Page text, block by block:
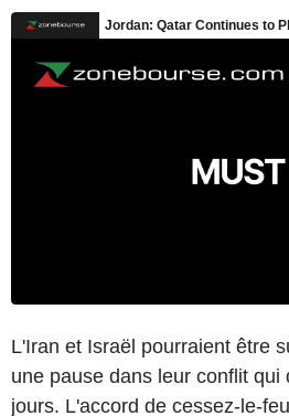
L'Iran et Israël pourraient être
une pause dans leur conflit qui
jours. L'accord de cessez-le-